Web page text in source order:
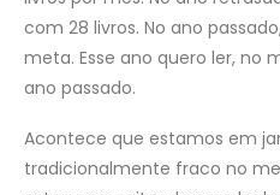
com 28 livros. No ano
meta. Esse ano quero ler, no
ano passado.
Acontece que estamos em
tradicionalmente fraco no